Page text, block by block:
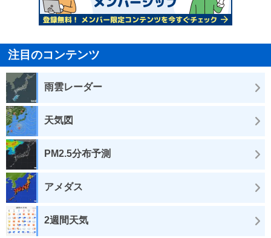
注目のコンテンツ
雨雲レーダー
天気図
PM2.5分布予測
アメダス
2週間天気